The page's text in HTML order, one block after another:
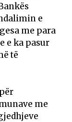
e
me para
e ka pasur
të
me